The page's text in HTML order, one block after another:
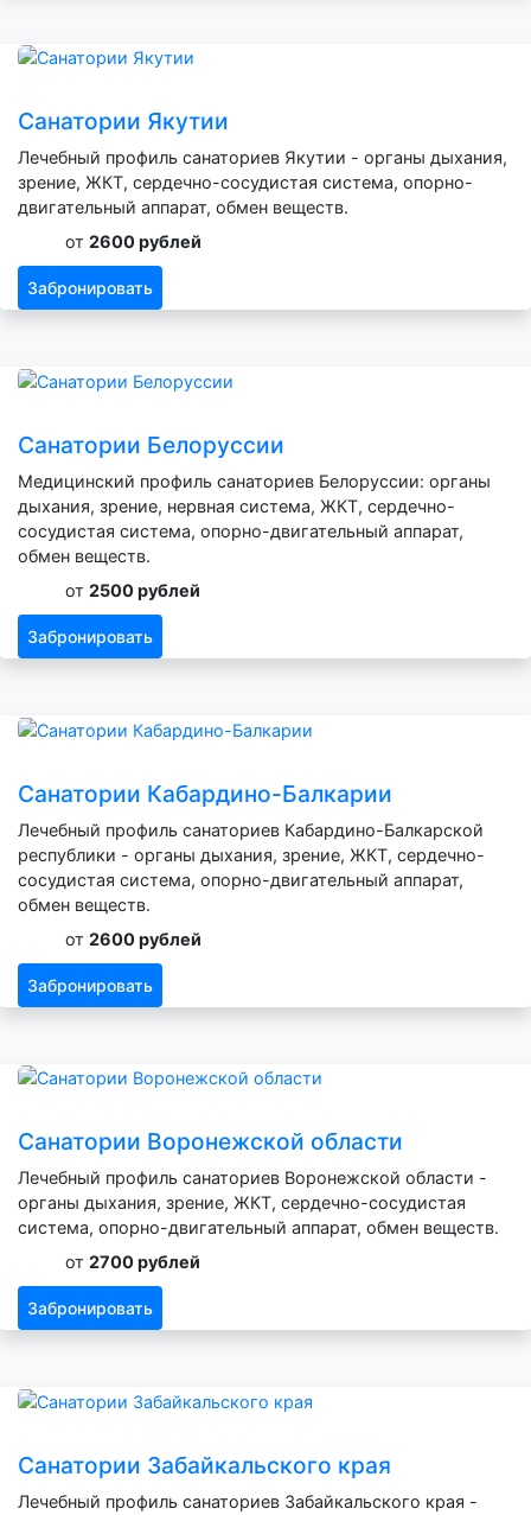
Санатории Якутии
Лечебный профиль санаториев Якутии - органы дыхания,
зрение, ЖКТ, сердечно-сосудистая система, опорно-
двигательный аппарат, обмен веществ.
от 2600 рублей
Забронировать
Санатории Белоруссии
Медицинский профиль санаториев Белоруссии: органы
дыхания, зрение, нервная система, ЖКТ, сердечно-
сосудистая система, опорно-двигательный аппарат,
обмен веществ.
от 2500 рублей
Забронировать
Санатории Кабардино-Балкарии
Лечебный профиль санаториев Кабардино-Балкарской
республики - органы дыхания, зрение, ЖКТ, сердечно-
сосудистая система, опорно-двигательный аппарат,
обмен веществ.
от 2600 рублей
Забронировать
Санатории Воронежской области
Лечебный профиль санаториев Воронежской области -
органы дыхания, зрение, ЖКТ, сердечно-сосудистая
система, опорно-двигательный аппарат, обмен веществ.
от 2700 рублей
Забронировать
Санатории Забайкальского края
Лечебный профиль санаториев Забайкальского края -